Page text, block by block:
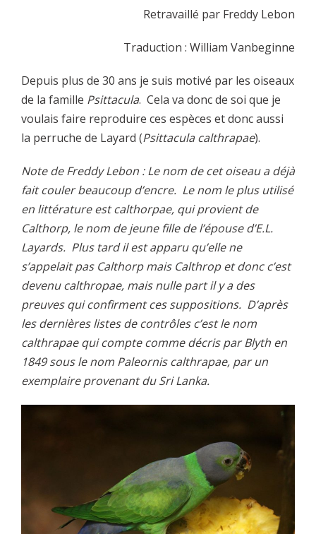
Retravaillé par Freddy Lebon
Traduction : William Vanbeginne
Depuis plus de 30 ans je suis motivé par les oiseaux
de la famille Psittacula. Cela va donc de soi que je
voulais faire reproduire ces espèces et donc aussi
la perruche de Layard (Psittacula calthrapae).
Note de Freddy Lebon : Le nom de cet oiseau a déjà
fait couler beaucoup d’encre. Le nom le plus utilisé
en littérature est calthorpae, qui provient de
Calthorp, le nom de jeune fille de l’épouse d’E.L.
Layards. Plus tard il est apparu qu’elle ne
s’appelait pas Calthorp mais Calthrop et donc c’est
devenu calthropae, mais nulle part il y a des
preuves qui confirment ces suppositions. D’après
les dernières listes de contrôles c’est le nom
calthrapae qui compte comme décris par Blyth en
1849 sous le nom Paleornis calthrapae, par un
exemplaire provenant du Sri Lanka.